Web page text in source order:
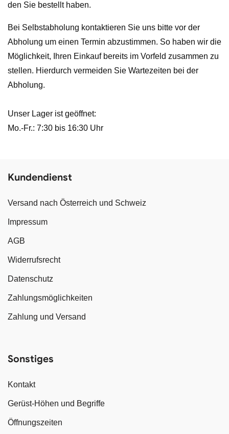
den Sie bestellt haben.
Bei Selbstabholung kontaktieren Sie uns bitte vor der
Abholung um einen Termin abzustimmen. So haben wir die
Möglichkeit, Ihren Einkauf bereits im Vorfeld zusammen zu
stellen. Hierdurch vermeiden Sie Wartezeiten bei der
Abholung.
Unser Lager ist geöffnet:
Mo.-Fr.: 7:30 bis 16:30 Uhr
Kundendienst
Versand nach Österreich und Schweiz
Impressum
AGB
Widerrufsrecht
Datenschutz
Zahlungsmöglichkeiten
Zahlung und Versand
Sonstiges
Kontakt
Gerüst-Höhen und Begriffe
Öffnungszeiten